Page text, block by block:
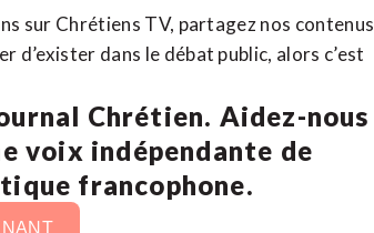
sur Chrétiens TV, partagez nos contenus
d’exister dans le débat public, alors c’est
Chrétien. Aidez-nous
voix indépendante de
francophone.